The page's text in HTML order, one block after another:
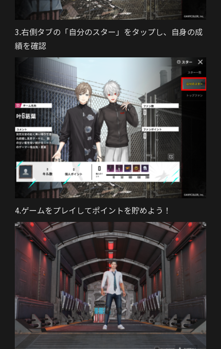
3.右側タブの「自分のスター」をタップし、自身の成
績を確認
4.ゲームをプレイしてポイントを貯めよう！